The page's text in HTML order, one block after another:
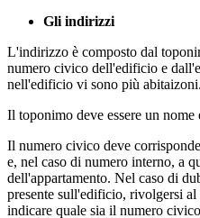
Gli indirizzi
L'indirizzo è composto dal
numero civico dell'edificio e
nell'edificio vi sono più abitaizoni.
Il toponimo deve essere un nome
Il numero civico deve
e, nel caso di numero interno, a
dell'appartamento. Nel caso di
presente sull'edificio, rivolgersi
indicare quale sia il numero